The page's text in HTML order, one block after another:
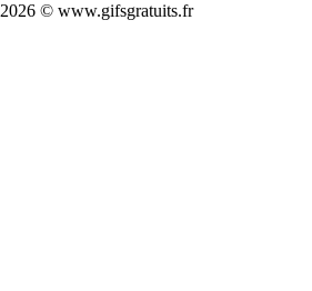
2026 © www.gifsgratuits.fr